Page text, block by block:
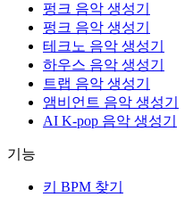
펑크 음악 생성기
펑크 음악 생성기
테크노 음악 생성기
하우스 음악 생성기
트랩 음악 생성기
앰비언트 음악 생성기
AI K-pop 음악 생성기
기능
키 BPM 찾기